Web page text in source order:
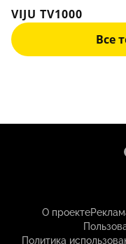
VIJU TV1000
Все
О проекте
Политика